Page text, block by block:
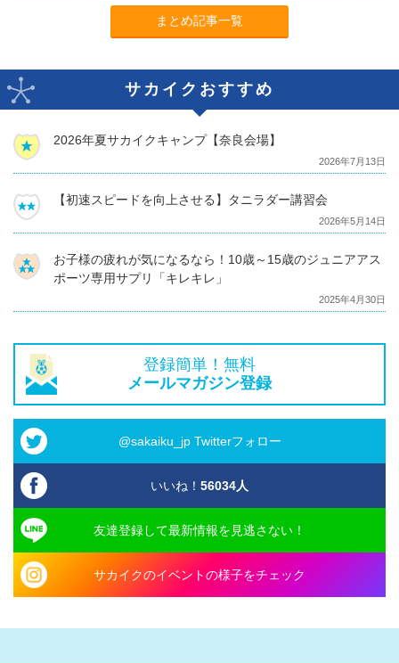
まとめ記事一覧
サカイクおすすめ
2026年夏サカイクキャンプ【奈良会場】
2026年7月13日
【初速スピードを向上させる】タニラダー講習会
2026年5月14日
お子様の疲れが気になるなら！10歳～15歳のジュニアアス
ポーツ専用サプリ「キレキレ」
2025年4月30日
登録簡単！無料
メールマガジン登録
@sakaiku_jp Twitterフォロー
いいね！ 56034人
友達登録して最新情報を見逃さない！
サカイクのイベントの様子をチェック